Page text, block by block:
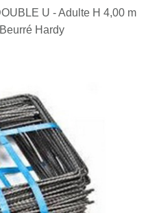
U - Adulte H 4,00 m
Hardy